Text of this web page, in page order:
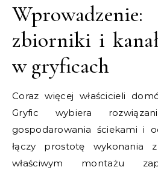
zbiorniki i
w gryficach
Coraz więcej właścicieli
Gryfic wybiera
gospodarowania ściekami i
łączy prostotę wykonania
właściwym montażu